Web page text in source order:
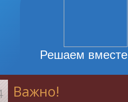
Решаем вместе
Важно!